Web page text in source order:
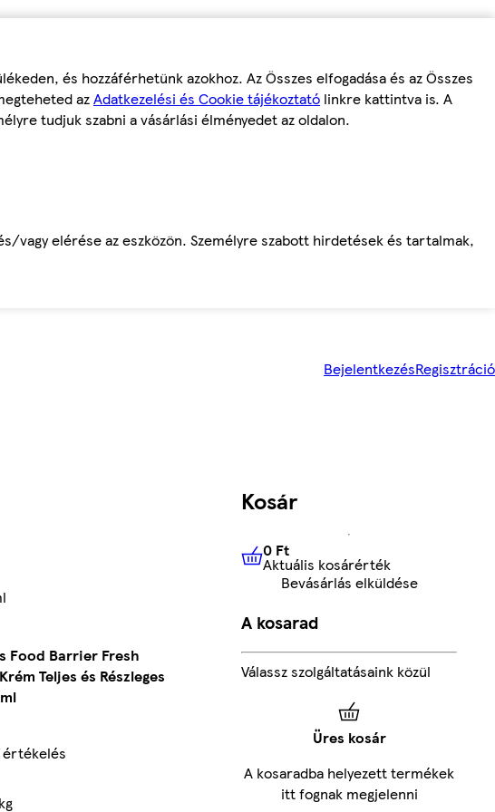
és hozzáférhetünk azokhoz. Az Összes elfogadása és az Összes
azAdatkezelési és Cookie tájékoztató linkre kattintva is. A
tudjuk szabni a vásárlási élményedet az oldalon.
vagy elérése az eszközön. Személyre szabott hirdetések és tartalmak,
BejelentkezésRegisztráció
Food Barrier Fresh
Teljes és Részleges
értékelés
Kosár
0 FtAktuális kosárérték
0 Ft
Aktuális kosárérték
Bevásárlás elküldése
A kosarad
Válassz szolgáltatásaink közül
Üres kosár
A kosaradba helyezett termékek
itt fognak megjelenni